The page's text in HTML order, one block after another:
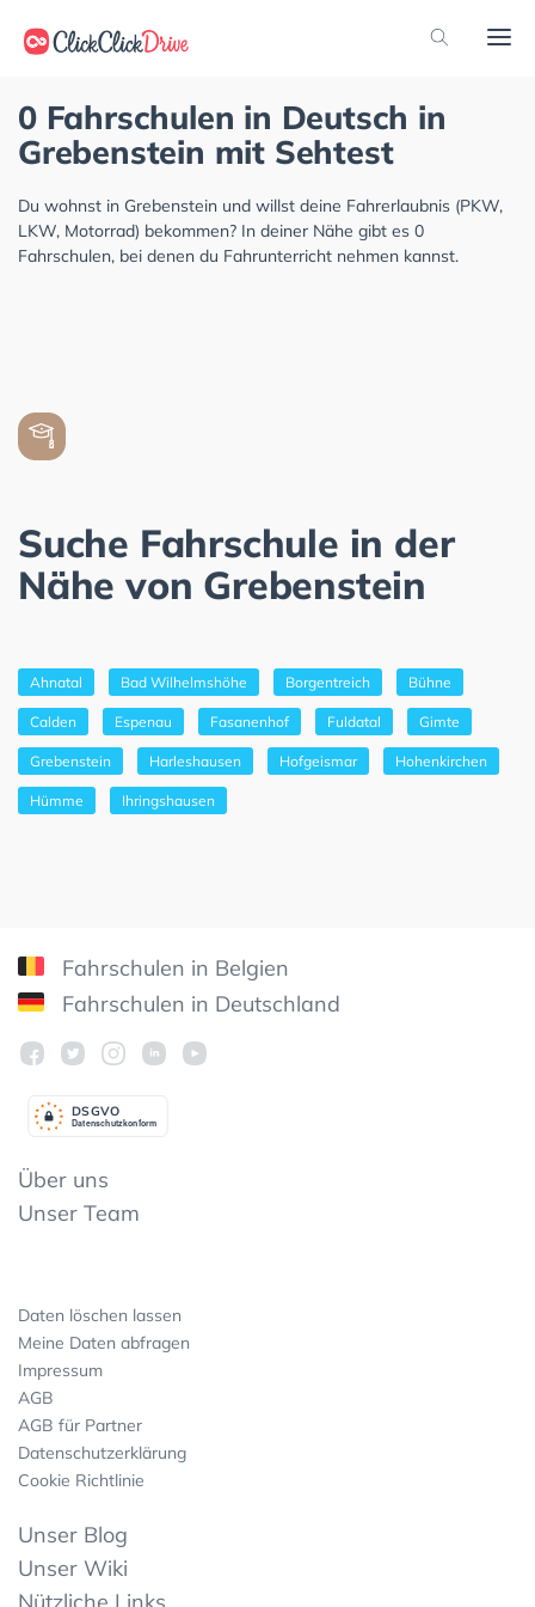
0 Fahrschulen in Deutsch in
Grebenstein mit Sehtest
Du wohnst in Grebenstein und willst deine Fahrerlaubnis (PKW,
LKW, Motorrad) bekommen? In deiner Nähe gibt es 0
Fahrschulen, bei denen du Fahrunterricht nehmen kannst.
Suche Fahrschule in der
Nähe von Grebenstein
Ahnatal Bad Wilhelmshöhe Borgentreich Bühne
Calden Espenau Fasanenhof Fuldatal Gimte
Grebenstein Harleshausen Hofgeismar Hohenkirchen
Hümme Ihringshausen
Fahrschulen in Belgien
Fahrschulen in Deutschland
Datenschutzkonform
DSGVO
Über uns
Unser Team
Daten löschen lassen
Meine Daten abfragen
Impressum
AGB
AGB für Partner
Datenschutzerklärung
Cookie Richtlinie
Unser Blog
Unser Wiki